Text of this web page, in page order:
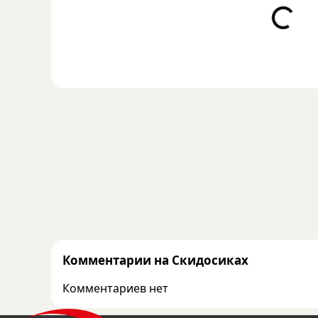
Loading...
Комментарии на Скидосиках
Комментариев нет